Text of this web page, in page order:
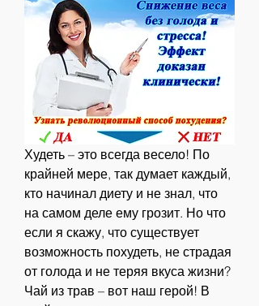
Худеть – это всегда весело! По
крайней мере, так думает каждый,
кто начинал диету и не знал, что
на самом деле ему грозит. Но что
если я скажу, что существует
возможность похудеть, не страдая
от голода и не теряя вкуса жизни?
Чай из трав – вот наш герой! В